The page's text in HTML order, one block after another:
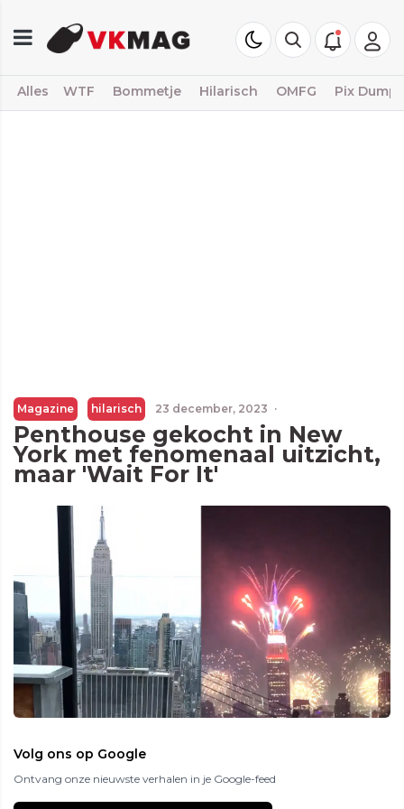
Alles WTF Bommetje Hilarisch OMFG Pix Dump
Magazine hilarisch 23 december, 2023 ·
Penthouse gekocht in New
York met fenomenaal uitzicht,
maar 'Wait For It'
Volg ons op Google
Ontvang onze nieuwste verhalen in je Google-feed